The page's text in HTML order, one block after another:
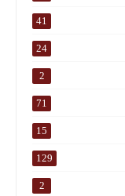
41
24
2
71
15
129
2